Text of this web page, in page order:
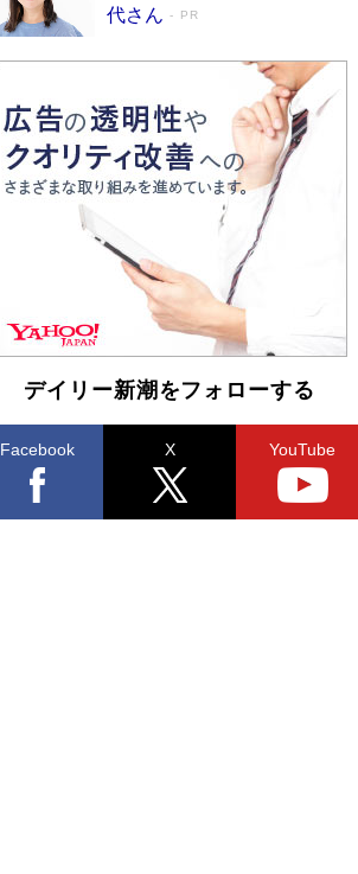
美輪明宏 晩年の回答を集めた『ほほえんで生き
「『火垂るの墓』は、大嘘である」原作者が抱き
続けた“自責の念”とは…「自己憐憫は描きたくな
い」監督が徹底的にこだわったこと（後編） #
戦争の記憶
Book Bang
入社10年目にして最下位の営業がトップに大逆
転 上司の“意外な一言”から生まれた「雑談のテ
Book Bang
皇室はなぜ世界から尊敬されているのか？ 「天
皇陛下はお元気でおられるか」がサウジ国王の第
一声になる理由
代さん
PR
デイリー新潮をフォローする
Facebook X YouTube